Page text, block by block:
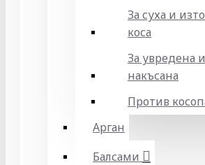
За суха и
коса
За увредена и
накъсана
Против
Арган
Балсами